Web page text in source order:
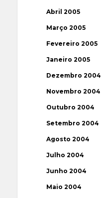
Abril 2005
Março 2005
Fevereiro 2005
Janeiro 2005
Dezembro 2004
Novembro 2004
Outubro 2004
Setembro 2004
Agosto 2004
Julho 2004
Junho 2004
Maio 2004